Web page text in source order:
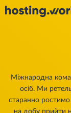
Міжнародна
осіб. Ми
старанно ростимо
на добу прийти